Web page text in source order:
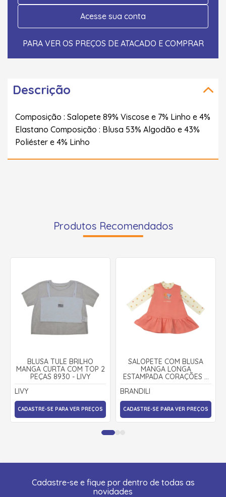
Acesse sua conta
PARA VER OS PREÇOS DE ATACADO E COMPRAR
Descrição
Composição : Salopete 89% Viscose e 7% Linho e 4%
Elastano Composição : Blusa 53% Algodão e 43%
Poliéster e 4% Linho
Produtos Recomendados
BLUSA TULE BRILHO
MANGA CURTA COM TOP 2
PEÇAS 8930 - LIVY
LIVY
CADASTRE-SE PARA VER PREÇOS
SALOPETE COM BLUSA
MANGA LONGA
ESTAMPADA CORAÇÕES 2
PEÇAS 56387 - BRANDILI
BRANDILI
CADASTRE-SE PARA VER PREÇOS
Cadastre-se e fique por dentro de todas as
novidades